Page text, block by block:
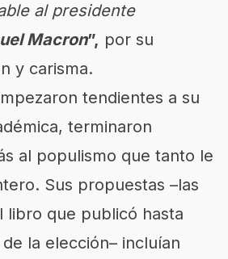
al presidente
Macron”, por su
y carisma.
tendientes a su
terminaron
al populismo que tanto le
Sus propuestas –las
libro que publicó hasta
la elección– incluían